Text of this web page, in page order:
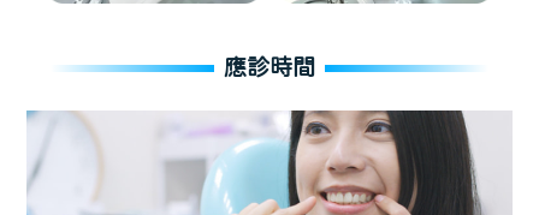
應診時間